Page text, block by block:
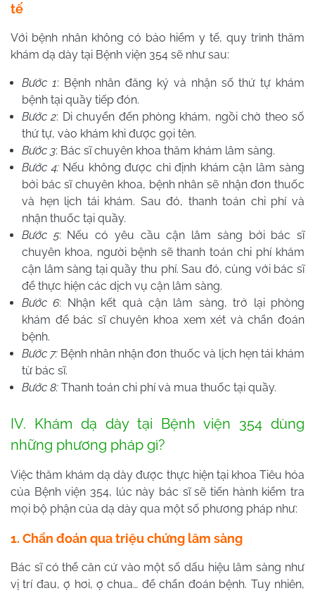
tế
Với bệnh nhân không có bảo hiểm y tế, quy trình thăm
khám dạ dày tại Bệnh viện 354 sẽ như sau:
Bước 1: Bệnh nhân đăng ký và nhận số thứ tự khám
bệnh tại quầy tiếp đón.
Bước 2: Di chuyển đến phòng khám, ngồi chờ theo số
thứ tự, vào khám khi được gọi tên.
Bước 3: Bác sĩ chuyên khoa thăm khám lâm sàng.
Bước 4:Nếu không được chỉ định khám cận lâm sàng
bởi bác sĩ chuyên khoa, bệnh nhân sẽ nhận đơn thuốc
và hẹn lịch tái khám. Sau đó, thanh toán chi phí và
nhận thuốc tại quầy.
Bước 5: Nếu có yêu cầu cận lâm sàng bởi bác sĩ
chuyên khoa, người bệnh sẽ thanh toán chi phí khám
cận lâm sàng tại quầy thu phí. Sau đó, cùng với bác sĩ
để thực hiện các dịch vụ cận lâm sàng.
Bước 6: Nhận kết quả cận lâm sàng, trở lại phòng
khám để bác sĩ chuyên khoa xem xét và chẩn đoán
bệnh.
Bước 7: Bệnh nhân nhận đơn thuốc và lịch hẹn tái khám
từ bác sĩ.
Bước 8: Thanh toán chi phí và mua thuốc tại quầy.
IV. Khám dạ dày tại Bệnh viện 354 dùng
những phương pháp gì?
Việc thăm khám dạ dày được thực hiện tại khoa Tiêu hóa
của Bệnh viện 354, lúc này bác sĩ sẽ tiến hành kiểm tra
mọi bộ phận của dạ dày qua một số phương pháp như:
1. Chẩn đoán qua triệu chứng lâm sàng
Bác sĩ có thể căn cứ vào một số dấu hiệu lâm sàng như
vị trí đau, ợ hơi, ợ chua… để chẩn đoán bệnh. Tuy nhiên,